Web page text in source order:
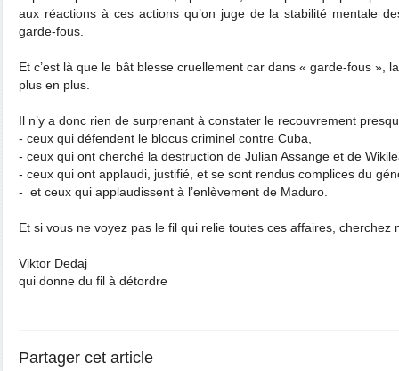
aux réactions à ces actions qu’on juge de la stabilité mentale
garde-fous.
Et c’est là que le bât blesse cruellement car dans « garde-fous »,
plus en plus.
Il n’y a donc rien de surprenant à constater le recouvrement
- ceux qui défendent le blocus criminel contre Cuba,
- ceux qui ont cherché la destruction de Julian Assange et de
- ceux qui ont applaudi, justifié, et se sont rendus complices du
- et ceux qui applaudissent à l’enlèvement de Maduro.
Et si vous ne voyez pas le fil qui relie toutes ces affaires, cherchez
Viktor Dedaj
qui donne du fil à détordre
Partager cet article